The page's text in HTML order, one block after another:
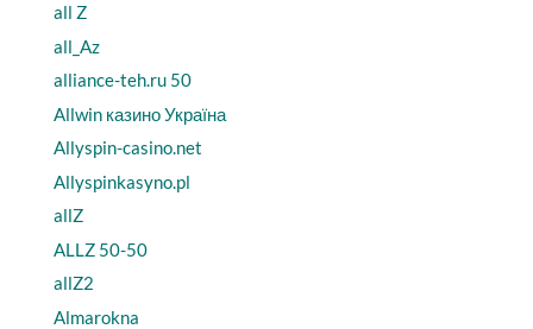
all Z
all_Az
alliance-teh.ru 50
Allwin казино Україна
Allyspin-casino.net
Allyspinkasyno.pl
allZ
ALLZ 50-50
allZ2
Almarokna